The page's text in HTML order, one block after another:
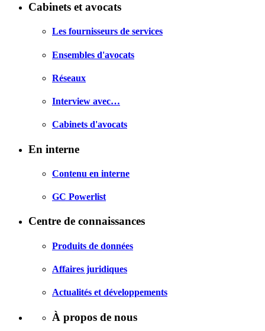
Cabinets et avocats
Les fournisseurs de services
Ensembles d'avocats
Réseaux
Interview avec…
Cabinets d'avocats
En interne
Contenu en interne
GC Powerlist
Centre de connaissances
Produits de données
Affaires juridiques
Actualités et développements
À propos de nous